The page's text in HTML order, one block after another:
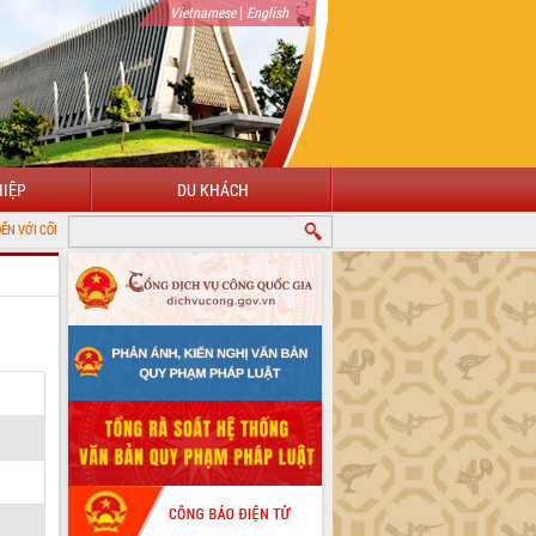
Vietnamese| English
DU KHÁCH
THÔNG TIN ĐIỆN TỬ TỈNH ĐẮK LẮK